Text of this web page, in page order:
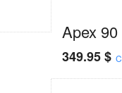
Apex
349.95$